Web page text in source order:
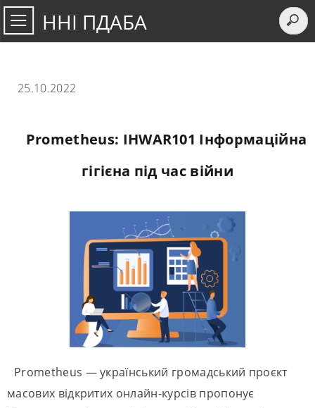
ННІ ПДАБА
25.10.2022
Prometheus: IHWAR101 Інформаційна
гігієна під час війни
Prometheus — український громадський проєкт
масових відкритих онлайн-курсів пропонує